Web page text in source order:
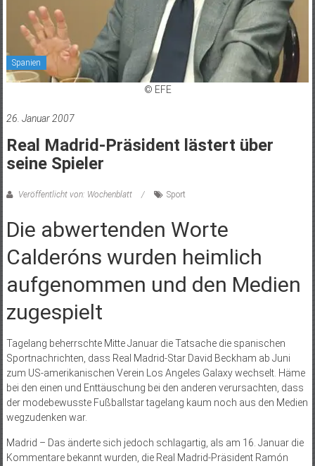
Spanien
© EFE
26. Januar 2007
Real Madrid-Präsident lästert über
seine Spieler
Veröffentlicht von: Wochenblatt Sport
Die abwertenden Worte
Calderóns wurden heimlich
aufgenommen und den Medien
zugespielt
Tagelang beherrschte Mitte Januar die Tatsache die spanischen
Sportnachrichten, dass Real Madrid-Star David Beckham ab Juni
zum US-amerikanischen Verein Los Angeles Galaxy wechselt. Häme
bei den einen und Enttäuschung bei den anderen verursachten, dass
der modebewusste Fußballstar tagelang kaum noch aus den Medien
wegzudenken war.
Madrid – Das änderte sich jedoch schlagartig, als am 16. Januar die
Kommentare bekannt wurden, die Real Madrid-Präsident Ramón